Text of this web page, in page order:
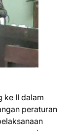
ke II dalam
peraturan